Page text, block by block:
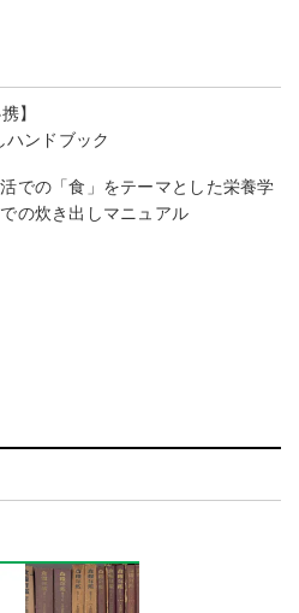
】
ンドブック
での「食」をテーマとした栄養学
の炊き出しマニュアル